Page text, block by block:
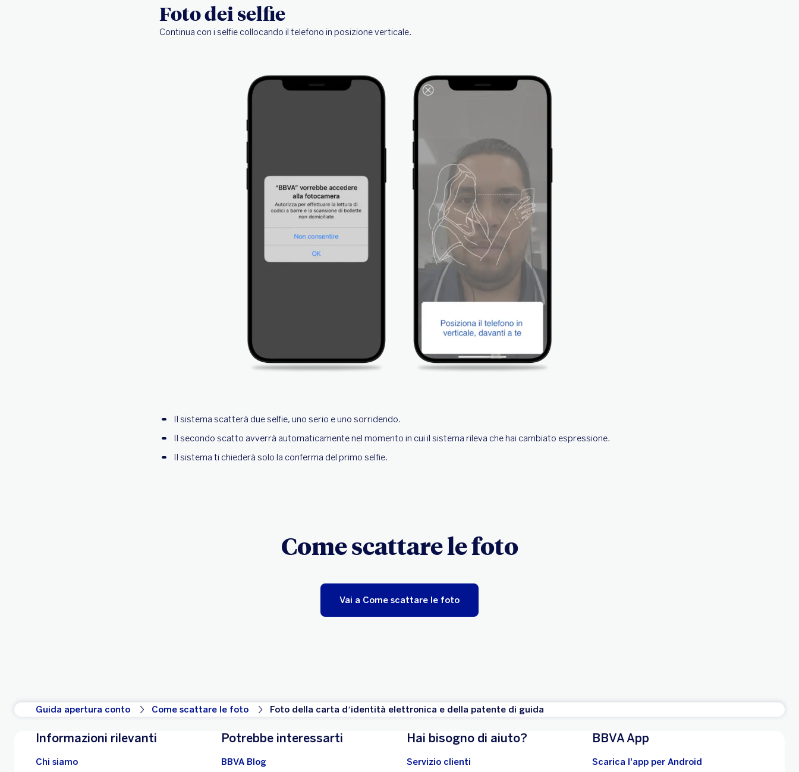
Foto dei selfie
Continua con i selfie collocando il telefono in posizione verticale.
Il sistema scatterà due selfie, uno serio e uno sorridendo.
Il secondo scatto avverrà automaticamente nel momento in cui il sistema rileva che hai cambiato espressione.
Il sistema ti chiederà solo la conferma del primo selfie.
Come scattare le foto
Vai a Come scattare le foto
Guida apertura conto Come scattare le foto Foto della carta d’identità elettronica e della patente di guida
Informazioni rilevanti
Chi siamo
Potrebbe interessarti
BBVA Blog
Hai bisogno di aiuto?
Servizio clienti
BBVA App
Scarica l'app per Android